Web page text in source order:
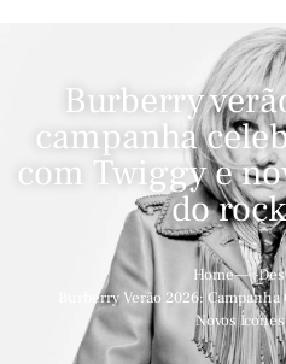
Burberry
campanha
com Twiggy e
do
Home
Burberry Verão 2026: Campanha
Novos